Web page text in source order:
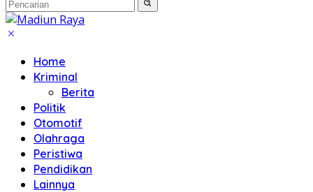
Home
Kriminal
Berita
Politik
Otomotif
Olahraga
Peristiwa
Pendidikan
Lainnya